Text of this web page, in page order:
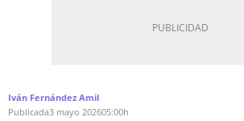
Iván Fernández Amil
Publicada3 mayo 202605:00h